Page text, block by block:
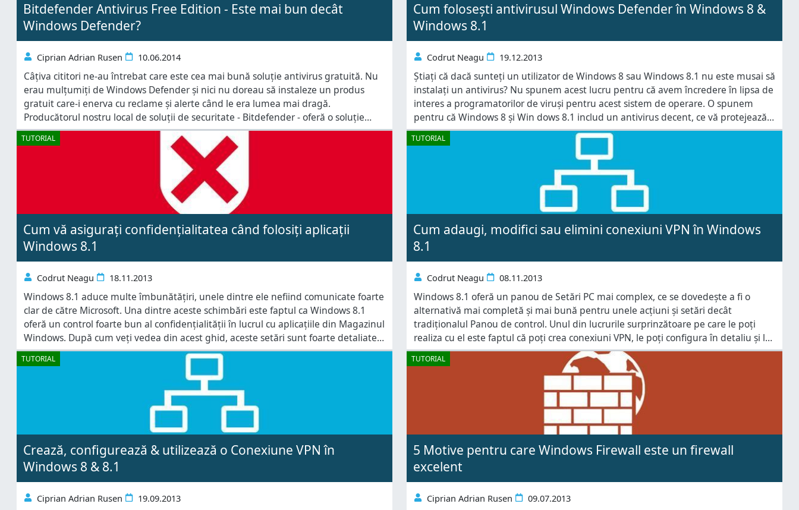
Bitdefender Antivirus Free Edition - Este mai bun decât
Windows Defender?
Ciprian Adrian Rusen 10.06.2014
Câțiva cititori ne-au întrebat care este cea mai bună soluție antivirus gratuită. Nu
erau mulțumiți de Windows Defender și nici nu doreau să instaleze un produs
gratuit care-i enerva cu reclame și alerte când le era lumea mai dragă.
Producătorul nostru local de soluții de securitate - Bitdefender - oferă o soluție
numită Bitdefender Antivirus Free Edition ce promite să ofere un balans bun
Cum folosești antivirusul Windows Defender în Windows 8 &
Windows 8.1
Codrut Neagu 19.12.2013
Știați că dacă sunteți un utilizator de Windows 8 sau Windows 8.1 nu este musai să
instalați un antivirus? Nu spunem acest lucru pentru că avem încredere în lipsa de
interes a programatorilor de viruși pentru acest sistem de operare. O spunem
pentru că Windows 8 și Win dows 8.1 includ un antivirus decent, ce vă protejează
împotriva majorității amenințărilor malware. Windows Defender din
TUTORIAL
Cum vă asigurați confidențialitatea când folosiți aplicații
Windows 8.1
Codrut Neagu 18.11.2013
Windows 8.1 aduce multe îmbunătățiri, unele dintre ele nefiind comunicate foarte
clar de către Microsoft. Una dintre aceste schimbări este faptul ca Windows 8.1
oferă un control foarte bun al confidențialității în lucrul cu aplicațiile din Magazinul
Windows. După cum veți vedea din acest ghid, aceste setări sunt foarte detaliate
și foarte utile. Setările de Confindențialitate ce erau Disponibile în Windows 8 În
TUTORIAL
Cum adaugi, modifici sau elimini conexiuni VPN în Windows
8.1
Codrut Neagu 08.11.2013
Windows 8.1 oferă un panou de Setări PC mai complex, ce se dovedește a fi o
alternativă mai completă și mai bună pentru unele acțiuni și setări decât
tradiționalul Panou de control. Unul din lucrurile surprinzătoare pe care le poți
realiza cu el este faptul că poți crea conexiuni VPN, le poți configura în detaliu și le
poți elimina atunci când nu mai ai
TUTORIAL
Crează, configurează & utilizează o Conexiune VPN în
Windows 8 & 8.1
Ciprian Adrian Rusen 19.09.2013
TUTORIAL
5 Motive pentru care Windows Firewall este un firewall
excelent
Ciprian Adrian Rusen 09.07.2013